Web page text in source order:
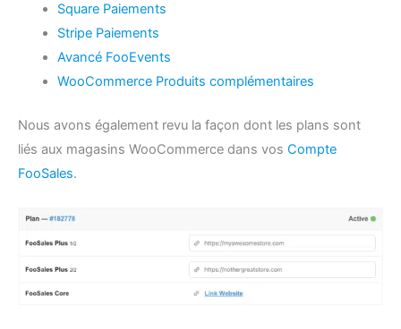
Square Paiements
Stripe Paiements
Avancé FooEvents
WooCommerce Produits complémentaires
Nous avons également revu la façon dont les plans sont
liés aux magasins WooCommerce dans vos Compte
FooSales.